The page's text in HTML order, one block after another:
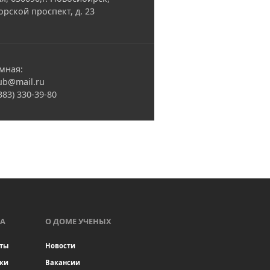
проспект, д. 23
330-39-80
О ДОМЕ УЧЕНЫХ
Новости
Вакансии